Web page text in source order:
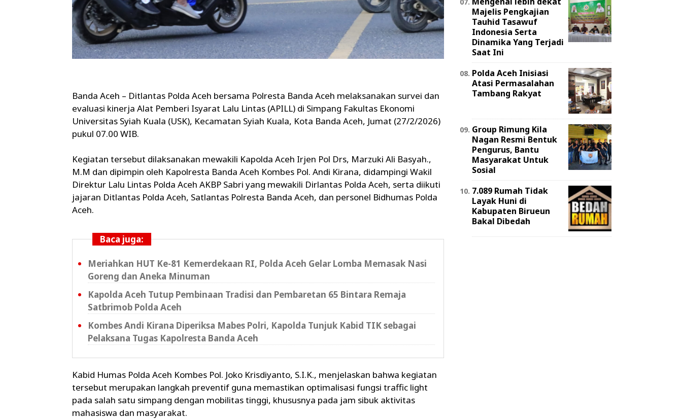
Banda Aceh – Ditlantas Polda Aceh bersama Polresta Banda Aceh melaksanakan survei dan
evaluasi kinerja Alat Pemberi Isyarat Lalu Lintas (APILL) di Simpang Fakultas Ekonomi
Universitas Syiah Kuala (USK), Kecamatan Syiah Kuala, Kota Banda Aceh, Jumat (27/2/2026)
pukul 07.00 WIB.
Kegiatan tersebut dilaksanakan mewakili Kapolda Aceh Irjen Pol Drs, Marzuki Ali Basyah.,
M.M dan dipimpin oleh Kapolresta Banda Aceh Kombes Pol. Andi Kirana, didampingi Wakil
Direktur Lalu Lintas Polda Aceh AKBP Sabri yang mewakili Dirlantas Polda Aceh, serta diikuti
jajaran Ditlantas Polda Aceh, Satlantas Polresta Banda Aceh, dan personel Bidhumas Polda
Aceh.
Baca juga:
Meriahkan HUT Ke-81 Kemerdekaan RI, Polda Aceh Gelar Lomba Memasak Nasi
Goreng dan Aneka Minuman
Kapolda Aceh Tutup Pembinaan Tradisi dan Pembaretan 65 Bintara Remaja
Satbrimob Polda Aceh
Kombes Andi Kirana Diperiksa Mabes Polri, Kapolda Tunjuk Kabid TIK sebagai
Pelaksana Tugas Kapolresta Banda Aceh
Kabid Humas Polda Aceh Kombes Pol. Joko Krisdiyanto, S.I.K., menjelaskan bahwa kegiatan
tersebut merupakan langkah preventif guna memastikan optimalisasi fungsi traffic light
pada salah satu simpang dengan mobilitas tinggi, khususnya pada jam sibuk aktivitas
mahasiswa dan masyarakat.
Majelis Pengkajian
Tauhid Tasawuf
Indonesia Serta
Dinamika Yang Terjadi
Saat Ini
Polda Aceh Inisiasi
Atasi Permasalahan
Tambang Rakyat
Group Rimung Kila
Nagan Resmi Bentuk
Pengurus, Bantu
Masyarakat Untuk
Sosial
7.089 Rumah Tidak
Layak Huni di
Kabupaten Birueun
Bakal Dibedah